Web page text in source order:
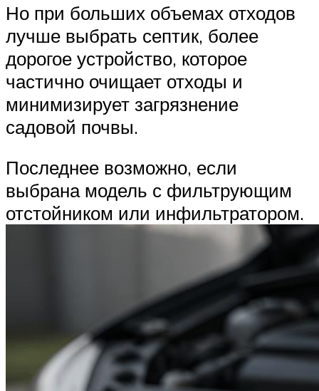
Но при больших объемах отходов
лучше выбрать септик, более
дорогое устройство, которое
частично очищает отходы и
минимизирует загрязнение
садовой почвы.
Последнее возможно, если
выбрана модель с фильтрующим
отстойником или инфильтратором.